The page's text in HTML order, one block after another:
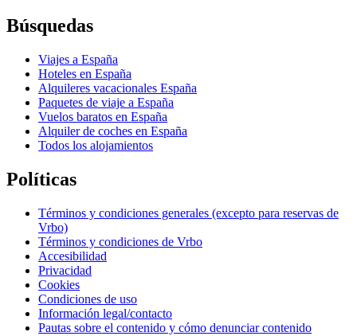
Búsquedas
Viajes a España
Hoteles en España
Alquileres vacacionales España
Paquetes de viaje a España
Vuelos baratos en España
Alquiler de coches en España
Todos los alojamientos
Políticas
Términos y condiciones generales (excepto para reservas de
Vrbo)
Términos y condiciones de Vrbo
Accesibilidad
Privacidad
Cookies
Condiciones de uso
Información legal/contacto
Pautas sobre el contenido y cómo denunciar contenido